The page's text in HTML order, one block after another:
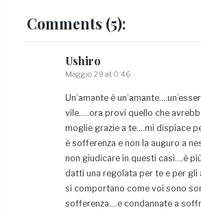
Comments (5):
Ushiro
Maggio 29 at 0:46
Un’amante è
vile…..ora provi quello che
moglie grazie a te….mi dispiace
è sofferenza e non la auguro a
non giudicare in questi casi….è
datti una regolata per te e per
si comportano come voi sono
sofferenza….e condannate a